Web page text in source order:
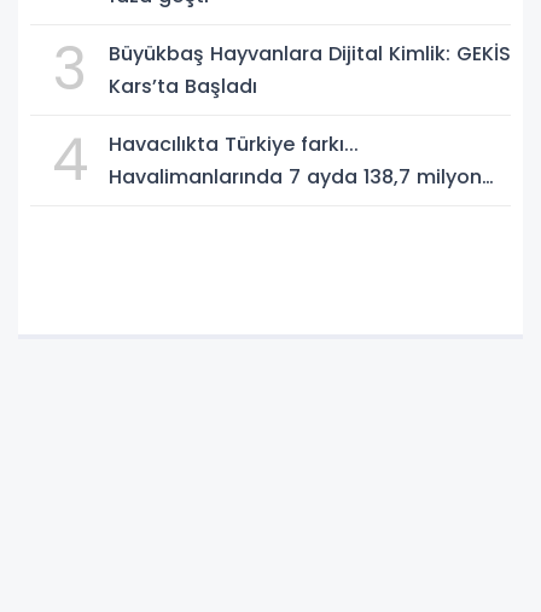
3
Büyükbaş Hayvanlara Dijital Kimlik: GEKİS
Kars’ta Başladı
4
Havacılıkta Türkiye farkı...
Havalimanlarında 7 ayda 138,7 milyon